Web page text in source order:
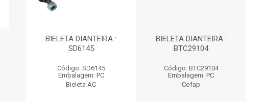
BIELETA DIANTEIRA :
SD6145
Código: SD6145
Embalagem: PC
Bieleta AC
BIELETA DIANTEIRA :
BTC29104
Código: BTC29104
Embalagem: PC
Cofap